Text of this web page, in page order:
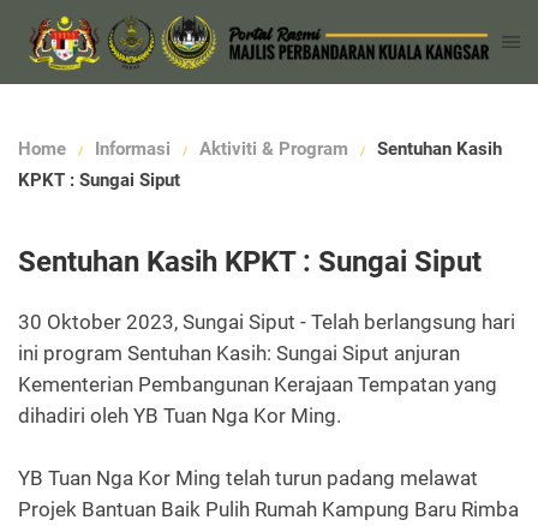
Home Informasi Aktiviti & Program
Sentuhan Kasih
KPKT : Sungai Siput
Sentuhan Kasih KPKT : Sungai Siput
30 Oktober 2023, Sungai Siput - Telah berlangsung hari
ini program Sentuhan Kasih: Sungai Siput anjuran
Kementerian Pembangunan Kerajaan Tempatan yang
dihadiri oleh YB Tuan Nga Kor Ming.
YB Tuan Nga Kor Ming telah turun padang melawat
Projek Bantuan Baik Pulih Rumah Kampung Baru Rimba